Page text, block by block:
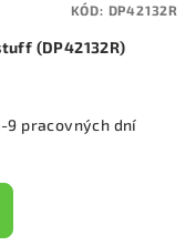
(DP42132R)
9 pracovných dní
KÓD: DP42132R